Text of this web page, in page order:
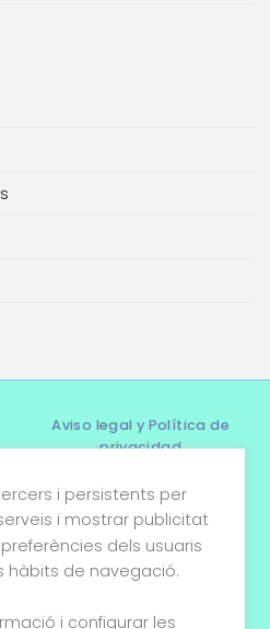
Aviso legal y Política de
privacidad
Términos y condiciones
Política de cookies
i persistents per
i mostrar publicitat
dels usuaris
hàbits de navegació.
i configurar les